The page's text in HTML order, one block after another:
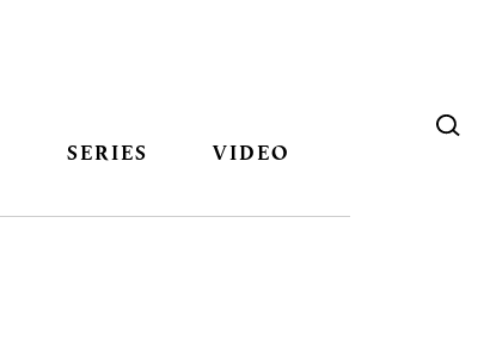
SERIES VIDEO